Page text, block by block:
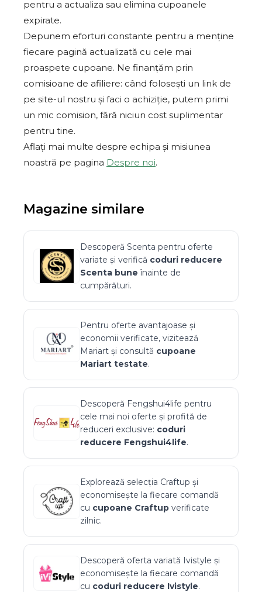
pentru a actualiza sau elimina cupoanele
expirate.
Depunem eforturi constante pentru a menține
fiecare pagină actualizată cu cele mai
proaspete cupoane. Ne finanțăm prin
comisioane de afiliere: când folosești un link de
pe site-ul nostru și faci o achiziție, putem primi
un mic comision, fără niciun cost suplimentar
pentru tine.
Aflați mai multe despre echipa și misiunea
noastră pe pagina Despre noi.
Magazine similare
Descoperă Scenta pentru oferte
variate și verifică coduri reducere
Scenta bune înainte de
cumpărături.
Pentru oferte avantajoase și
economii verificate, vizitează
Mariart și consultă cupoane
Mariart testate.
Descoperă Fengshui4life pentru
cele mai noi oferte și profită de
reduceri exclusive: coduri
reducere Fengshui4life.
Explorează selecția Craftup și
economisește la fiecare comandă
cu cupoane Craftup verificate
zilnic.
Descoperă oferta variată Ivistyle și
economisește la fiecare comandă
cu coduri reducere Ivistyle.